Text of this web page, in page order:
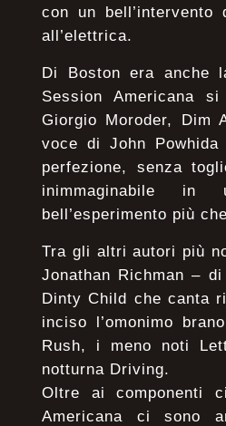
con un
all’elettrica.
Di Boston era anche
Session Americana
Giorgio Moroder, Dim
voce di John
perfezione, senza
inimmaginabile in
bell’esperimento più
Tra gli altri autori più
Jonathan Richman –
Dinty Child che canta
inciso l’omonimo
Rush, i meno noti
notturna Driving.
Oltre ai componenti
Americana ci sono